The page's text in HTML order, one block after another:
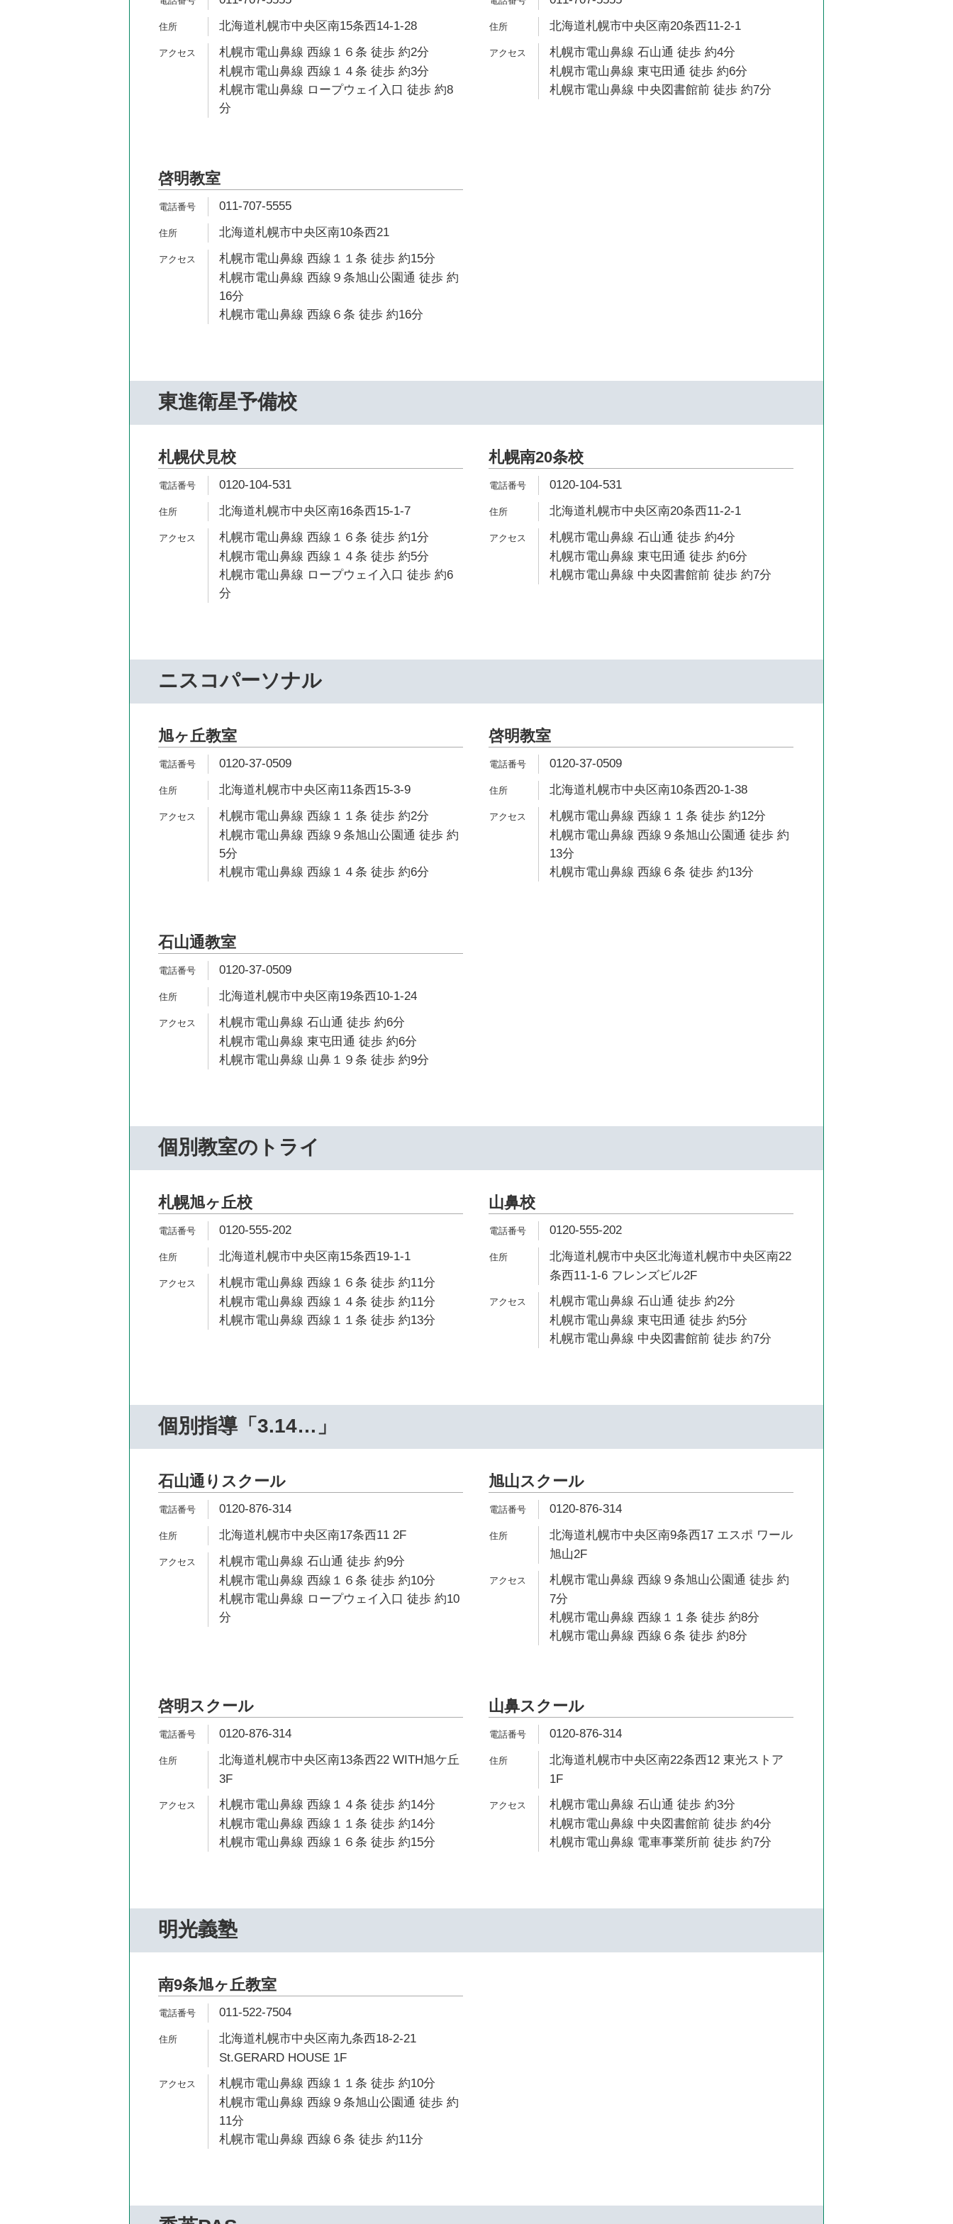
北海道札幌市中央区南15条西14-1-28
札幌市電山鼻線 西線１６条 徒歩 約2分
札幌市電山鼻線 西線１４条 徒歩 約3分
札幌市電山鼻線 ロープウェイ入口 徒歩 約8
分
北海道札幌市中央区南20条西11-2-1
札幌市電山鼻線 石山通 徒歩 約4分
札幌市電山鼻線 東屯田通 徒歩 約6分
札幌市電山鼻線 中央図書館前 徒歩 約7分
啓明教室
011-707-5555
北海道札幌市中央区南10条西21
札幌市電山鼻線 西線１１条 徒歩 約15分
札幌市電山鼻線 西線９条旭山公園通 徒歩 約
16分
札幌市電山鼻線 西線６条 徒歩 約16分
東進衛星予備校
札幌伏見校
0120-104-531
北海道札幌市中央区南16条西15-1-7
札幌市電山鼻線 西線１６条 徒歩 約1分
札幌市電山鼻線 西線１４条 徒歩 約5分
札幌市電山鼻線 ロープウェイ入口 徒歩 約6
分
札幌南20条校
0120-104-531
北海道札幌市中央区南20条西11-2-1
札幌市電山鼻線 石山通 徒歩 約4分
札幌市電山鼻線 東屯田通 徒歩 約6分
札幌市電山鼻線 中央図書館前 徒歩 約7分
ニスコパーソナル
旭ヶ丘教室
0120-37-0509
北海道札幌市中央区南11条西15-3-9
札幌市電山鼻線 西線１１条 徒歩 約2分
札幌市電山鼻線 西線９条旭山公園通 徒歩 約
5分
札幌市電山鼻線 西線１４条 徒歩 約6分
啓明教室
0120-37-0509
北海道札幌市中央区南10条西20-1-38
札幌市電山鼻線 西線１１条 徒歩 約12分
札幌市電山鼻線 西線９条旭山公園通 徒歩 約
13分
札幌市電山鼻線 西線６条 徒歩 約13分
石山通教室
0120-37-0509
北海道札幌市中央区南19条西10-1-24
札幌市電山鼻線 石山通 徒歩 約6分
札幌市電山鼻線 東屯田通 徒歩 約6分
札幌市電山鼻線 山鼻１９条 徒歩 約9分
個別教室のトライ
札幌旭ヶ丘校
0120-555-202
北海道札幌市中央区南15条西19-1-1
札幌市電山鼻線 西線１６条 徒歩 約11分
札幌市電山鼻線 西線１４条 徒歩 約11分
札幌市電山鼻線 西線１１条 徒歩 約13分
山鼻校
0120-555-202
北海道札幌市中央区北海道札幌市中央区南22
条西11-1-6 フレンズビル2F
札幌市電山鼻線 石山通 徒歩 約2分
札幌市電山鼻線 東屯田通 徒歩 約5分
札幌市電山鼻線 中央図書館前 徒歩 約7分
個別指導「3.14…」
石山通りスクール
0120-876-314
北海道札幌市中央区南17条西11 2F
札幌市電山鼻線 石山通 徒歩 約9分
札幌市電山鼻線 西線１６条 徒歩 約10分
札幌市電山鼻線 ロープウェイ入口 徒歩 約10
分
旭山スクール
0120-876-314
北海道札幌市中央区南9条西17 エスポ ワール
旭山2F
札幌市電山鼻線 西線９条旭山公園通 徒歩 約
7分
札幌市電山鼻線 西線１１条 徒歩 約8分
札幌市電山鼻線 西線６条 徒歩 約8分
啓明スクール
0120-876-314
北海道札幌市中央区南13条西22 WITH旭ケ丘
3F
札幌市電山鼻線 西線１４条 徒歩 約14分
札幌市電山鼻線 西線１１条 徒歩 約14分
札幌市電山鼻線 西線１６条 徒歩 約15分
山鼻スクール
0120-876-314
北海道札幌市中央区南22条西12 東光ストア
1F
札幌市電山鼻線 石山通 徒歩 約3分
札幌市電山鼻線 中央図書館前 徒歩 約4分
札幌市電山鼻線 電車事業所前 徒歩 約7分
明光義塾
南9条旭ヶ丘教室
011-522-7504
北海道札幌市中央区南九条西18-2-21
St.GERARD HOUSE 1F
札幌市電山鼻線 西線１１条 徒歩 約10分
札幌市電山鼻線 西線９条旭山公園通 徒歩 約
11分
札幌市電山鼻線 西線６条 徒歩 約11分